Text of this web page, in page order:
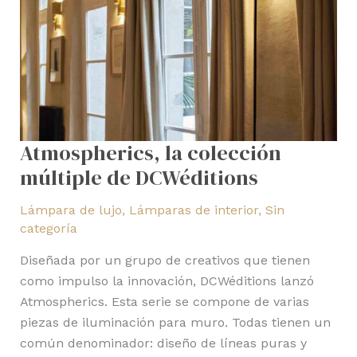
Atmospherics, la colección
múltiple de DCWéditions
Lámpara de lujo, Lámparas de interior, Sin
categoría
Diseñada por un grupo de creativos que tienen
como impulso la innovación, DCWéditions lanzó
Atmospherics. Esta serie se compone de varias
piezas de iluminación para muro. Todas tienen un
común denominador: diseño de líneas puras y